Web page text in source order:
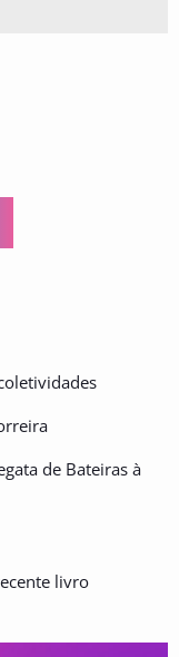
de Bateiras à
livro